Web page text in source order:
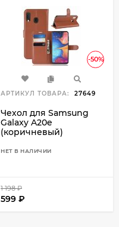
-50%
АРТИКУЛ ТОВАРА: 27649
Чехол для Samsung
Galaxy A20e
(коричневый)
НЕТ В НАЛИЧИИ
1 198₽
599 ₽